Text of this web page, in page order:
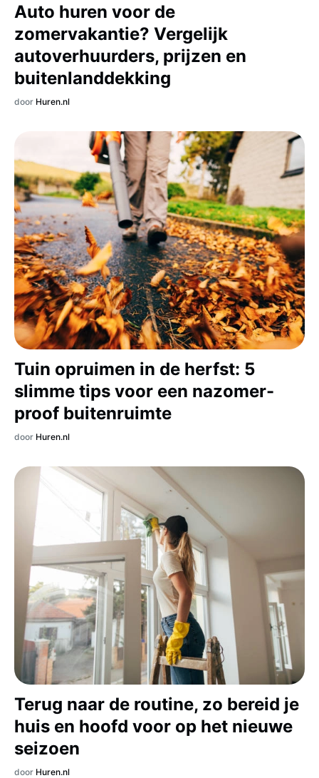
Auto huren voor de
zomervakantie? Vergelijk
autoverhuurders, prijzen en
buitenlanddekking
door Huren.nl
Tuin opruimen in de herfst: 5
slimme tips voor een nazomer-
proof buitenruimte
door Huren.nl
Terug naar de routine, zo bereid je
huis en hoofd voor op het nieuwe
seizoen
door Huren.nl